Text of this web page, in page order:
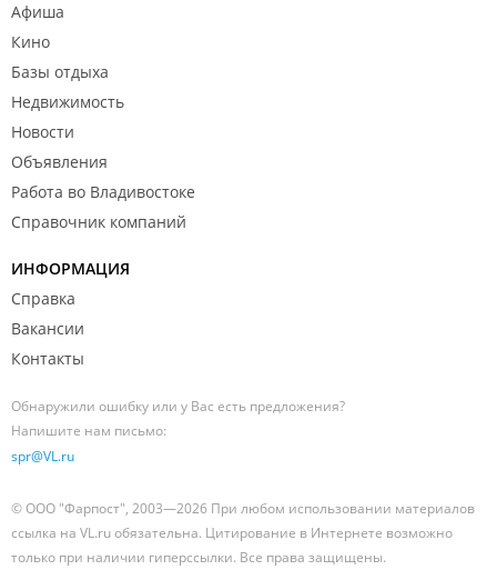
Афиша
Кино
Базы отдыха
Недвижимость
Новости
Объявления
Работа во Владивостоке
Справочник компаний
ИНФОРМАЦИЯ
Справка
Вакансии
Контакты
Обнаружили ошибку или у Вас есть предложения?
Напишите нам письмо:
spr@VL.ru
© ООО "Фарпост", 2003—2026 При любом использовании материалов
ссылка на VL.ru обязательна. Цитирование в Интернете возможно
только при наличии гиперссылки. Все права защищены.